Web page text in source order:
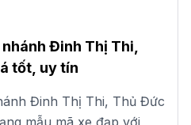
Đinh Thị Thi,
tốt, uy tín
Đinh Thị Thi, Thủ Đức
mẫu mã xe đạp với